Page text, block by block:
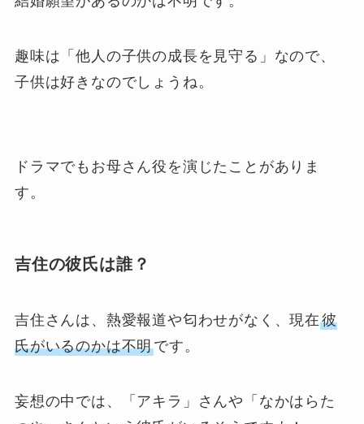
趣味は「他人の子供の成長を見守る」なので、
子供は好きなのでしょうね。
ドラマでもお母さん役を演じたことがありま
す。
吉住の彼氏は誰？
吉住さんは、熱愛報道や匂わせがなく、現在彼
氏がいるのかは不明です。
妄想の中では、「アキラ」さんや「なかはらた